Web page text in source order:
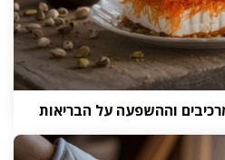
וההשפעה על הבריאות